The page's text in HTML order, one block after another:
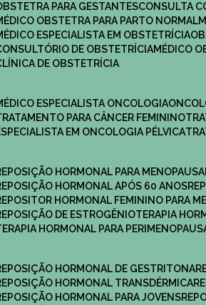
OBSTETRA PARA GESTANTES
CONSULTA
MÉDICO OBSTETRA PARA PARTO NORMAL
MÉDICO ESPECIALISTA EM OBSTETRÍCIA
CONSULTÓRIO DE OBSTETRÍCIA
MÉDICO
CLÍNICA DE OBSTETRÍCIA
MÉDICO ESPECIALISTA ONCOLOGIA
TRATAMENTO PARA CÂNCER FEMININO
ESPECIALISTA EM ONCOLOGIA PÉLVICA
REPOSIÇÃO HORMONAL PARA MENOPAUSA
REPOSIÇÃO HORMONAL APÓS 60 ANOS
REPOSITOR HORMONAL FEMININO PARA
REPOSIÇÃO DE ESTROGÊNIO
TERAPIA
TERAPIA HORMONAL PARA
REPOSIÇÃO HORMONAL DE GESTRITONA
REPOSIÇÃO HORMONAL TRANSDÉRMICA
REPOSIÇÃO HORMONAL PARA JOVENS